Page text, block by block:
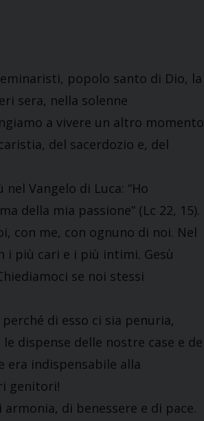
popolo santo di Dio, la
sera, nella solenne
a vivere un altro momento
del sacerdozio e, del
Vangelo di Luca: “Ho
della mia passione” (Lc 22, 15).
con me, con ognuno di noi. Nel
i più cari e i più intimi. Gesù
se noi stessi
di esso ci sia penuria,
dispense delle nostre case e dei
era indispensabile alla
genitori!
di benessere e di pace.